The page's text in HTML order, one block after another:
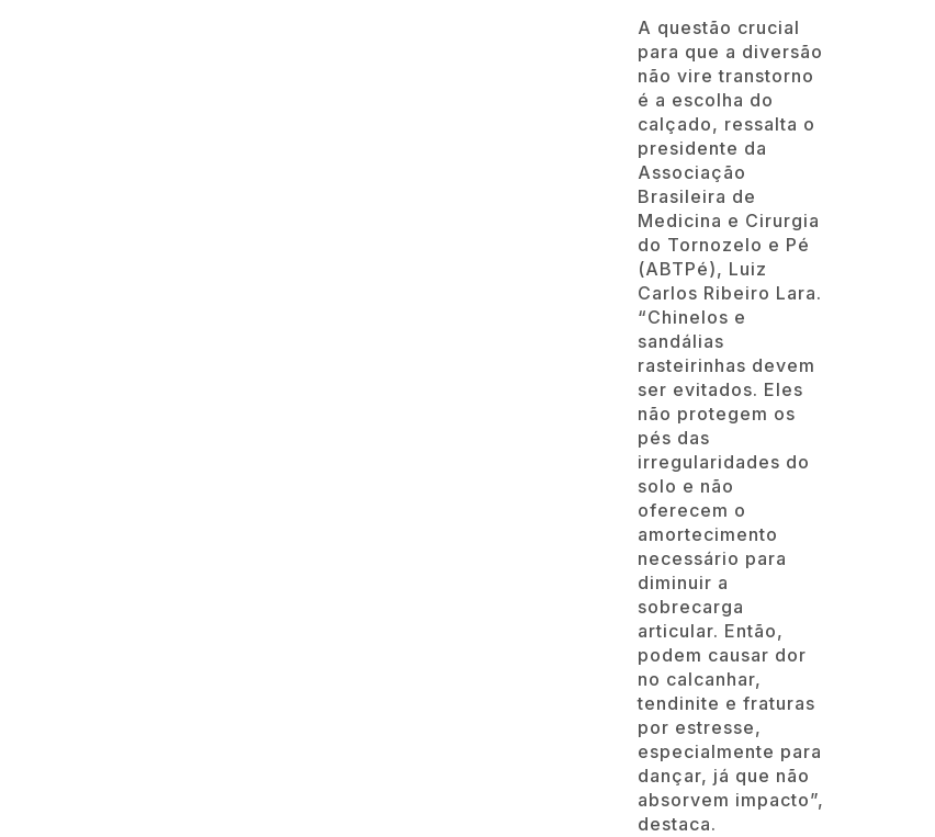
A questão crucial
para que a diversão
não vire transtorno
é a escolha do
calçado, ressalta o
presidente da
Associação
Brasileira de
Medicina e Cirurgia
do Tornozelo e Pé
(ABTPé), Luiz
Carlos Ribeiro Lara.
“Chinelos e
sandálias
rasteirinhas devem
ser evitados. Eles
não protegem os
pés das
irregularidades do
solo e não
oferecem o
amortecimento
necessário para
diminuir a
sobrecarga
articular. Então,
podem causar dor
no calcanhar,
tendinite e fraturas
por estresse,
especialmente para
dançar, já que não
absorvem impacto”,
destaca.